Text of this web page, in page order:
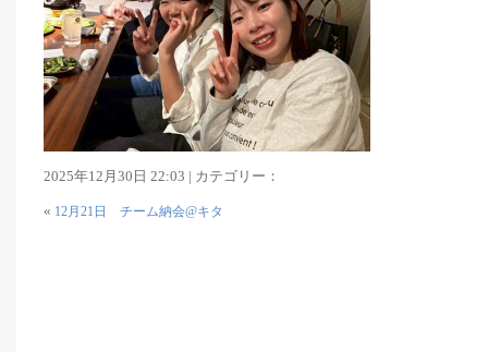
2025年12月30日 22:03 | カテゴリー：
« 12月21日 チーム納会@キタ